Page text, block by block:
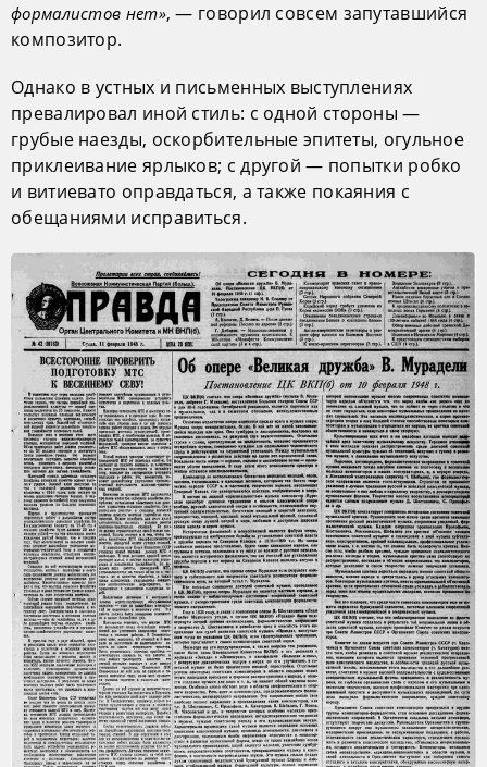
формалистов нет», — говорил совсем запутавшийся
композитор.
Однако в устных и письменных выступлениях
превалировал иной стиль: с одной стороны —
грубые наезды, оскорбительные эпитеты, огульное
приклеивание ярлыков; с другой — попытки робко
и витиевато оправдаться, а также покаяния с
обещаниями исправиться.